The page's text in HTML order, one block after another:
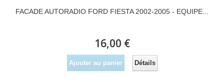
FACADE AUTORADIO FORD FIESTA 2002-2005 - EQUIPE...
16,00 €
Ajouter au panier Détails